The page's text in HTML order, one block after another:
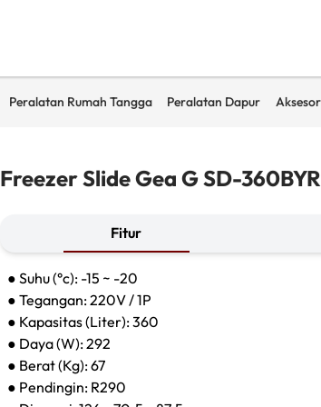
Peralatan Rumah Tangga Peralatan Dapur
Freezer Slide Gea G SD-
Fitur
● Suhu (°c): -15 ~ -20
● Tegangan: 220V / 1P
● Kapasitas (Liter): 360
● Daya (W): 292
● Berat (Kg): 67
● Pendingin: R290